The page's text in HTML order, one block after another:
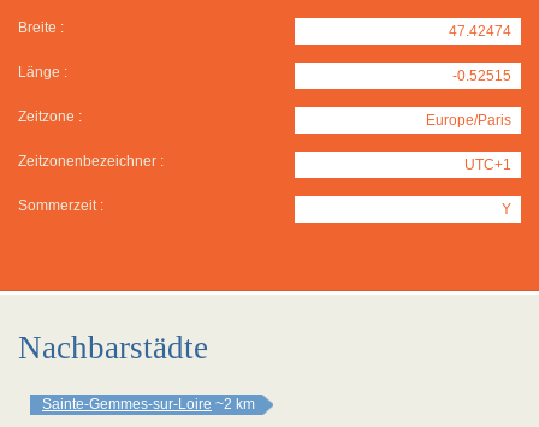
Breite : 47.42474
Länge : -0.52515
Zeitzone : Europe/Paris
Zeitzonenbezeichner : UTC+1
Sommerzeit : Y
Nachbarstädte
Sainte-Gemmes-sur-Loire ~2 km